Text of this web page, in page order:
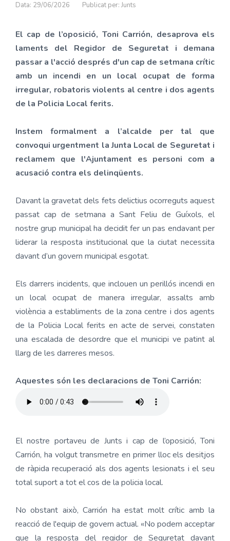
Data: 29/06/2026 Publicat per: Junts
El cap de l’oposició, Toni Carrión, desaprova els
laments del Regidor de Seguretat i demana
passar a l'acció després d'un cap de setmana crític
amb un incendi en un local ocupat de forma
irregular, robatoris violents al centre i dos agents
de la Policia Local ferits.
Instem formalment a l’alcalde per tal que
convoqui urgentment la Junta Local de Seguretat i
reclamem que l'Ajuntament es personi com a
acusació contra els delinqüents.
Davant la gravetat dels fets delictius ocorreguts aquest
passat cap de setmana a Sant Feliu de Guíxols, el
nostre grup municipal ha decidit fer un pas endavant per
liderar la resposta institucional que la ciutat necessita
davant d’un govern municipal esgotat.
Els darrers incidents, que inclouen un perillós incendi en
un local ocupat de manera irregular, assalts amb
violència a establiments de la zona centre i dos agents
de la Policia Local ferits en acte de servei, constaten
una escalada de desordre que el municipi ve patint al
llarg de les darreres mesos.
Aquestes són les declaracions de Toni Carrión:
El nostre portaveu de Junts i cap de l’oposició, Toni
Carrión, ha volgut transmetre en primer lloc els desitjos
de ràpida recuperació als dos agents lesionats i el seu
total suport a tot el cos de la policia local.
No obstant això, Carrión ha estat molt crític amb la
reacció de l'equip de govern actual. «No podem acceptar
que la resposta del regidor de Seguretat davant